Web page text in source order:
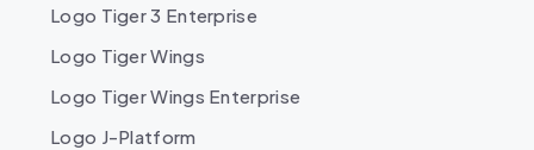
Logo Tiger 3 Enterprise
Logo Tiger Wings
Logo Tiger Wings Enterprise
Logo J-Platform